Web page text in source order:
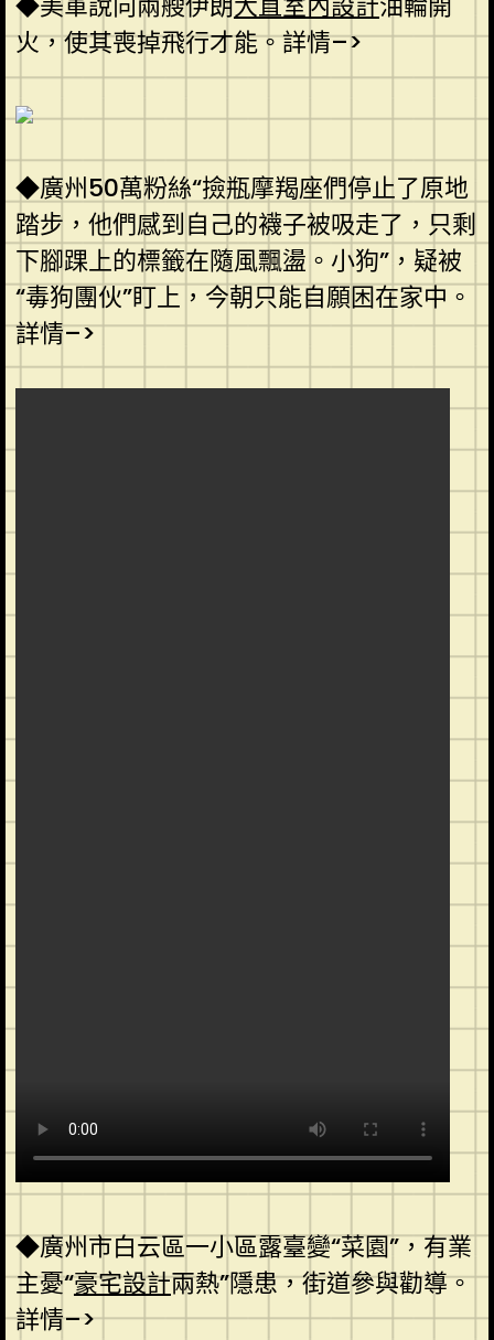
火，使其喪掉飛行才能。詳情–>
◆廣州50萬粉絲“撿瓶摩羯座們停止了原地
踏步，他們感到自己的襪子被吸走了，只剩
下腳踝上的標籤在隨風飄盪。小狗”，疑被
“毒狗團伙”盯上，今朝只能自願困在家中。
詳情–>
◆廣州市白云區一小區露臺變“菜園”，有業
主憂“豪宅設計兩熱”隱患，街道參與勸導。
詳情–>